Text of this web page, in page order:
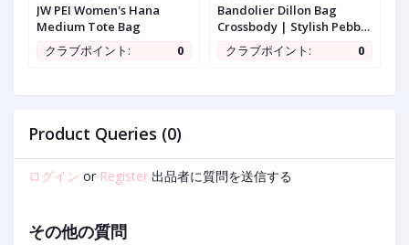
JW PEI Women's Hana
Medium Tote Bag
クラブポイント:
0
Bandolier Dillon Bag
Crossbody | Stylish Pebble
Leather Bag | Adjustable
Strap, Exterior Slip Pocket
クラブポイント: 0
Product Queries (0)
ログイン or Register 出品者に質問を送信する
その他の質問